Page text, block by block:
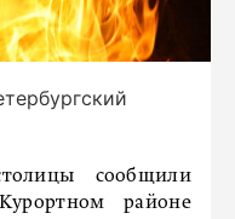
сообщили
районе